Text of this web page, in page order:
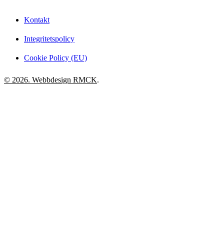
Kontakt
Integritetspolicy
Cookie Policy (EU)
© 2026. Webbdesign RMCK.